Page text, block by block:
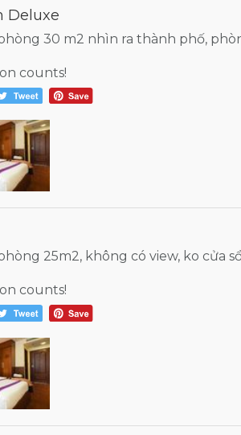
Deluxe
30 m2 nhìn ra thành phố,
counts!
25m2, không có view, ko cửa
counts!